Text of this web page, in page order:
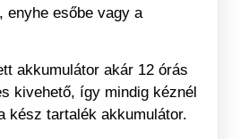
enyhe esőbe vagy a
akkumulátor akár 12 órás
kivehető, így mindig kéznél
kész tartalék akkumulátor.